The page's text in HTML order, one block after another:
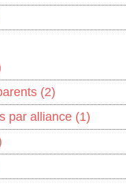
(2)
par alliance (1)